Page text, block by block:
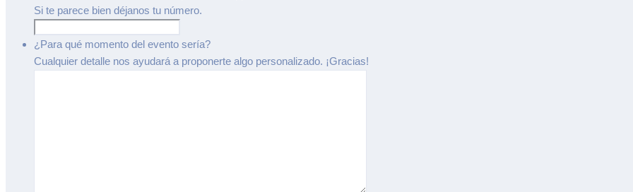
Si te parece bien déjanos tu número.
¿Para qué momento del evento sería?
Cualquier detalle nos ayudará a proponerte algo personalizado. ¡Gracias!